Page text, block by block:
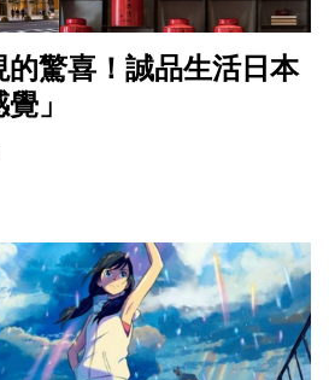
的驚喜！誠品生活日本
」